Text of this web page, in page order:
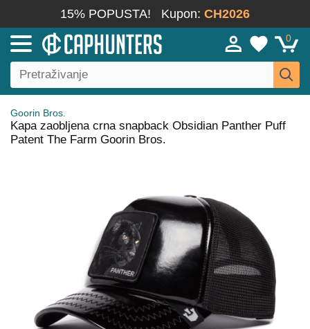
15% POPUSTA! Kupon: CH2026
0
Goorin Bros.
Kapa zaobljena crna snapback Obsidian Panther Puff
Patent The Farm Goorin Bros.